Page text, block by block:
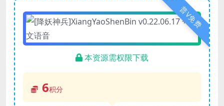
普V免费
本资源需权限下载
6积分